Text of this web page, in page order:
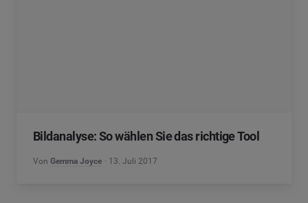
Bildanalyse: So wählen Sie das richtige Tool
Von Gemma Joyce 13. Juli 2017